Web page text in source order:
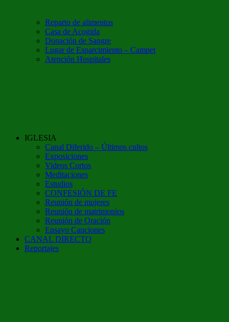
Reparto de alimentos
Casa de Acogida
Donación de Sangre
Lugar de Esparcimiento – Campet
Atención Hospitales
IGLESIA
Canal Diferido – Últimos cultos
Exposiciones
Videos Cortos
Meditaciones
Estudios
CONFESIÓN DE FE
Reunión de mujeres
Reunión de matrimonios
Reunión de Oración
Ensayo Canciones
CANAL DIRECTO
Reportajes